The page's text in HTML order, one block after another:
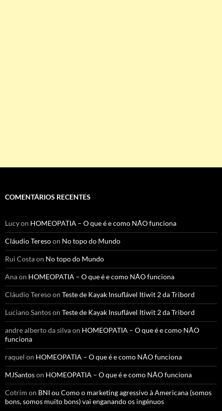
COMENTÁRIOS RECENTES
Lucyon HOMEOPATIA – O que é e como NÃO funciona
Cláudio Teresoon No topo do Mundo
Rui Costaon No topo do Mundo
Anaon HOMEOPATIA – O que é e como NÃO funciona
Cláudio Teresoon Teste de Kayak Insuflável Itiwit 2 da Tribord
Luciano Santoson Teste de Kayak Insuflável Itiwit 2 da Tribord
andre alberto da silvaon HOMEOPATIA – O que é e como NÃO
funciona
raquel on HOMEOPATIA – O que é e como NÃO funciona
MJSantoson HOMEOPATIA – O que é e como NÃO funciona
Cotrim on BNI ou Como o marketing agressivo à Americana (somos
bons, somos muito bons) vai enganando os ingénuos